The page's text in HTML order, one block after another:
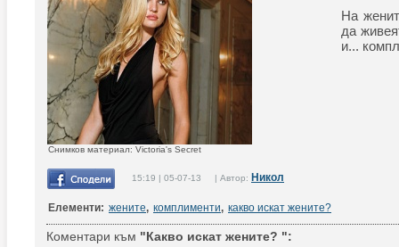
Снимков материал: Victoria's Secret
На
да
и...
15:19 | 05-07-13 | Автор: Никол
Елементи: жените, комплименти, какво искат жените?
Коментари към "Какво искат жените? ":